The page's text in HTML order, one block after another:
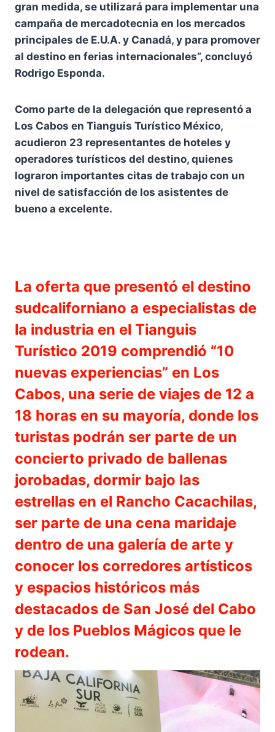
gran medida, se utilizará para implementar una
campaña de mercadotecnia en los mercados
principales de E.U.A. y Canadá, y para promover
al destino en ferias internacionales”, concluyó
Rodrigo Esponda.
Como parte de la delegación que representó a
Los Cabos en Tianguis Turístico México,
acudieron 23 representantes de hoteles y
operadores turísticos del destino, quienes
lograron importantes citas de trabajo con un
nivel de satisfacción de los asistentes de
bueno a excelente.
La oferta que presentó el destino
sudcaliforniano a especialistas de
la industria en el Tianguis
Turístico 2019 comprendió “10
nuevas experiencias” en Los
Cabos, una serie de viajes de 12 a
18 horas en su mayoría, donde los
turistas podrán ser parte de un
concierto privado de ballenas
jorobadas, dormir bajo las
estrellas en el Rancho Cacachilas,
ser parte de una cena maridaje
dentro de una galería de arte y
conocer los corredores artísticos
y espacios históricos más
destacados de San José del Cabo
y de los Pueblos Mágicos que le
rodean.